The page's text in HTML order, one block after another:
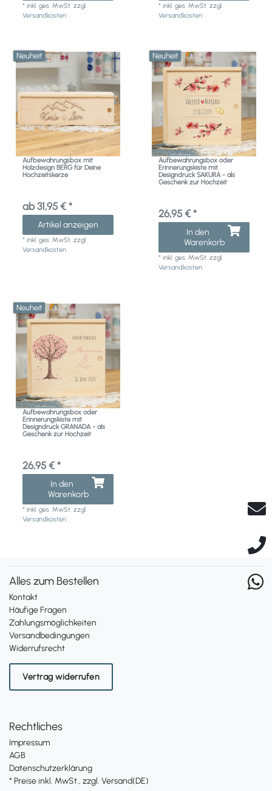
*inkl. ges. MwSt. zzgl.
Versandkosten
*inkl. ges. MwSt. zzgl.
Versandkosten
Neuheit
Aufbewahrungsbox mit
Holzdesign BERG für Deine
Hochzeitskerze
ab 31,95 € *
Artikel anzeigen
*inkl. ges. MwSt. zzgl.
Versandkosten
Neuheit
Aufbewahrungsbox oder
Erinnerungskiste mit
Designdruck SAKURA - als
Geschenk zur Hochzeit
26,95 € *
In den
Warenkorb
*inkl. ges. MwSt. zzgl.
Versandkosten
Neuheit
Aufbewahrungsbox oder
Erinnerungskiste mit
Designdruck GRANADA - als
Geschenk zur Hochzeit
26,95 € *
In den
Warenkorb
*inkl. ges. MwSt. zzgl.
Versandkosten
Alles zum Bestellen
Kontakt
Häufige Fragen
Zahlungsmöglichkeiten
Versandbedingungen
Widerrufsrecht
Vertrag widerrufen
Rechtliches
Impressum
AGB
Datenschutzerklärung
* Preise inkl. MwSt., zzgl. Versand(DE)